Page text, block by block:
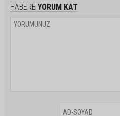
HABERE YORUM KAT